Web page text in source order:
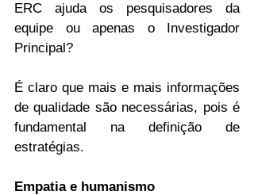
ERC ajuda os pesquisadores da
equipe ou apenas o Investigador
Principal?
É claro que mais e mais informações
de qualidade são necessárias, pois é
fundamental na definição de
estratégias.
Empatia e humanismo